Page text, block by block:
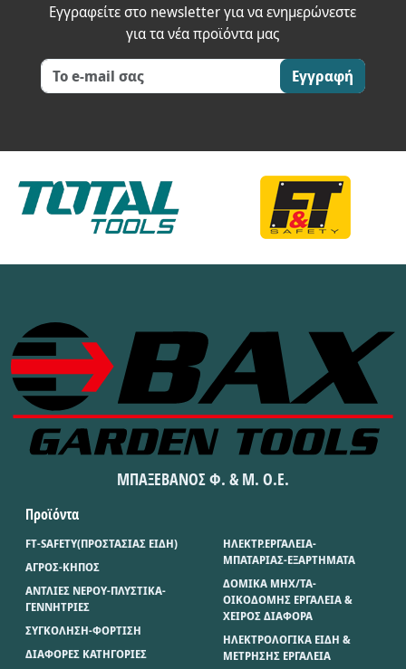
Εγγραφείτε στο newsletter για να ενημερώνεστε
για τα νέα προϊόντα μας
Εγγραφή
ΜΠΑΞΕΒΑΝΟΣ Φ. & Μ. Ο.Ε.
Προϊόντα
FT-SAFETY(ΠΡΟΣΤΑΣΙΑΣ ΕΙΔΗ)
ΑΓΡΟΣ-ΚΗΠΟΣ
ΑΝΤΛΙΕΣ ΝΕΡΟΥ-ΠΛΥΣΤΙΚΑ-
ΓΕΝΝΗΤΡΙΕΣ
ΣΥΓΚΟΛΗΣΗ-ΦΟΡΤΙΣΗ
ΔΙΑΦΟΡΕΣ ΚΑΤΗΓΟΡΙΕΣ
ΗΛΕΚΤΡ.ΕΡΓΑΛΕΙΑ-
ΜΠΑΤΑΡΙΑΣ-ΕΞΑΡΤΗΜΑΤΑ
ΔΟΜΙΚΑ ΜΗΧ/ΤΑ-
ΟΙΚΟΔΟΜΗΣ ΕΡΓΑΛΕΙΑ &
ΧΕΙΡΟΣ ΔΙΑΦΟΡΑ
ΗΛΕΚΤΡΟΛΟΓΙΚΑ ΕΙΔΗ &
ΜΕΤΡΗΣΗΣ ΕΡΓΑΛΕΙΑ